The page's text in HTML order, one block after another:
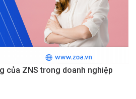
của ZNS trong doanh nghiệp